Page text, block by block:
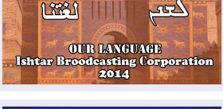
2026-08-04بيترو يشكو تزوير الانتخابات
الرئاسية ويحذر من "حرب أهلية" في
كولومبيا
2026-08-03رئيس إقليم كوردستان في